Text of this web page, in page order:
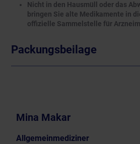
Nicht in den Hausmüll oder das
bringen Sie alte Medikamente in
offizielle Sammelstelle für
Packungsbeilage
Mina Makar
Allgemeinmediziner